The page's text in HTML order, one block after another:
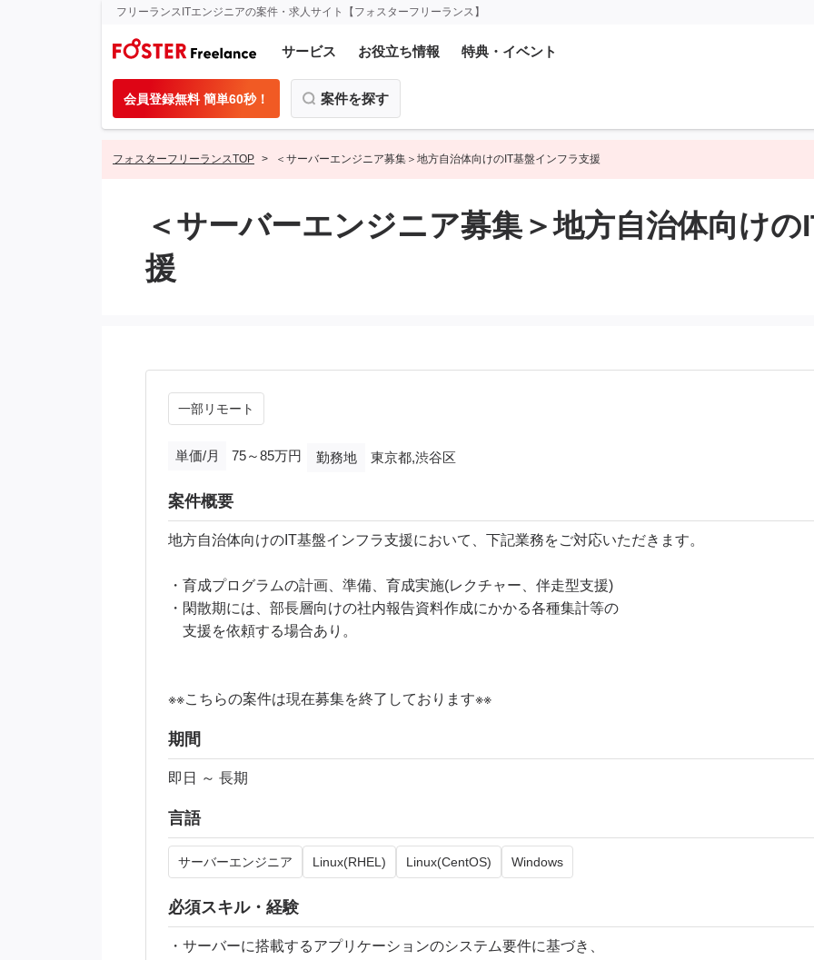
フリーランスITエンジニアの案件・求人サイト【フォスターフリーランス】
サービス お役立ち情報 特典・イベント
会員登録無料 簡単60秒！ 案件を探す
フォスターフリーランスTOP ＜サーバーエンジニア募集＞地方自治体向けのIT基盤インフラ支援
＜サーバーエンジニア募集＞地方自治体向け
援
一部リモート
単価/月 75～85万円 勤務地 東京都,渋谷区
案件概要
地方自治体向けのIT基盤インフラ支援において、下記業務をご対応いただきます。
・育成プログラムの計画、準備、育成実施(レクチャー、伴走型支援)
・閑散期には、部長層向けの社内報告資料作成にかかる各種集計等の
支援を依頼する場合あり。
※※こちらの案件は現在募集を終了しております※※​
期間
即日 ～ 長期
言語
サーバーエンジニア Linux(RHEL) Linux(CentOS) Windows
必須スキル・経験
・サーバーに搭載するアプリケーションのシステム要件に基づき、